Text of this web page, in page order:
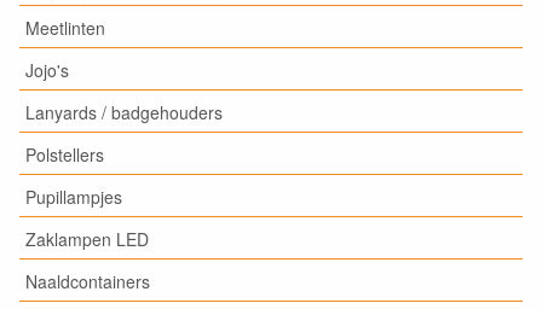
Meetlinten
Jojo's
Lanyards / badgehouders
Polstellers
Pupillampjes
Zaklampen LED
Naaldcontainers